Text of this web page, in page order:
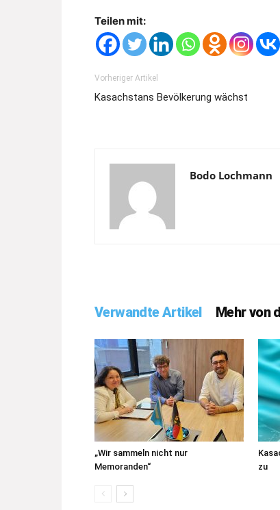
Teilen mit:
Vorheriger Artikel
Kasachstans Bevölkerung wächst
Bodo Lochmann
Verwandte Artikel Mehr von
„Wir sammeln nicht nur
Memoranden“
zu